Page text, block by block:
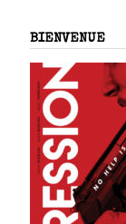
BIENVENUE